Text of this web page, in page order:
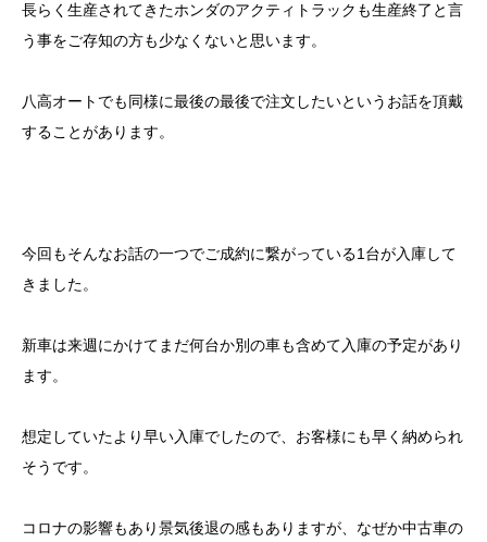
長らく生産されてきたホンダのアクティトラックも生産終了と言
う事をご存知の方も少なくないと思います。
八高オートでも同様に最後の最後で注文したいというお話を頂戴
することがあります。
今回もそんなお話の一つでご成約に繋がっている1台が入庫して
きました。
新車は来週にかけてまだ何台か別の車も含めて入庫の予定があり
ます。
想定していたより早い入庫でしたので、お客様にも早く納められ
そうです。
コロナの影響もあり景気後退の感もありますが、なぜか中古車の